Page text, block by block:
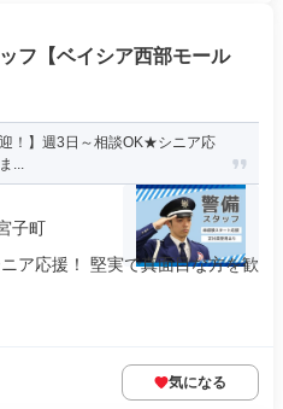
フ【ベイシア西部モール
！】週3日～相談OK★シニア応
...
子町
ア応援！ 堅実で真面目な方を歓
気になる